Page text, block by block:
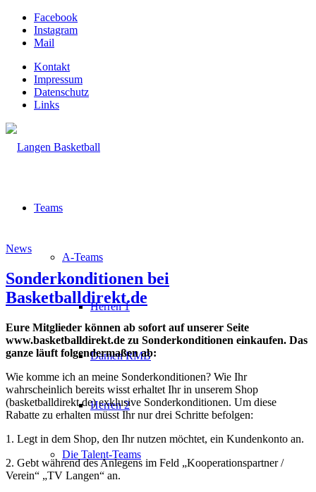
Facebook
Instagram
Mail
Kontakt
Impressum
Datenschutz
Links
Teams
A-Teams
Herren 1
Damen RMB
Herren 2
Die Talent-Teams
News
Sonderkonditionen bei
Basketballdirekt.de
Eure Mitglieder können ab sofort auf unserer Seite
www.basketballdirekt.de zu Sonderkonditionen einkaufen. Das
ganze läuft folgendermaßen ab:
Wie komme ich an meine Sonderkonditionen? Wie Ihr
wahrscheinlich bereits wisst erhaltet Ihr in unserem Shop
(basketballdirekt.de) exklusive Sonderkonditionen. Um diese
Rabatte zu erhalten müsst Ihr nur drei Schritte befolgen:
1. Legt in dem Shop, den Ihr nutzen möchtet, ein Kundenkonto an.
2. Gebt während des Anlegens im Feld „Kooperationspartner /
Verein“ „TV Langen“ an.